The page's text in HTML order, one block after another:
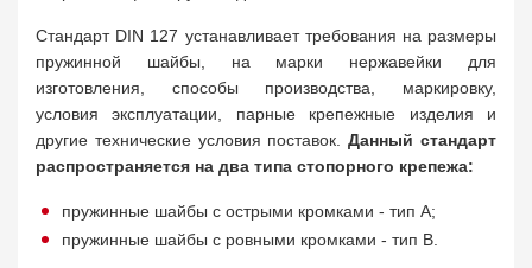
Стандарт DIN 127 устанавливает требования на размеры
пружинной шайбы, на марки нержавейки для
изготовления, способы производства, маркировку,
условия эксплуатации, парные крепежные изделия и
другие технические условия поставок.Данный стандарт
распространяется на два типа стопорного крепежа:
пружинные шайбы с острыми кромками - тип А;
пружинные шайбы с ровными кромками - тип B.